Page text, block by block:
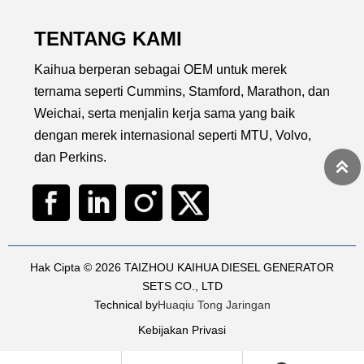
kebutuhan industri.
TENTANG KAMI
Kaihua berperan sebagai OEM untuk merek
ternama seperti Cummins, Stamford, Marathon, dan
Weichai, serta menjalin kerja sama yang baik
dengan merek internasional seperti MTU, Volvo,
dan Perkins.
Hak Cipta © 2026 TAIZHOU KAIHUA DIESEL GENERATOR
SETS CO., LTD
Technical byHuaqiu Tong Jaringan
Kebijakan Privasi
